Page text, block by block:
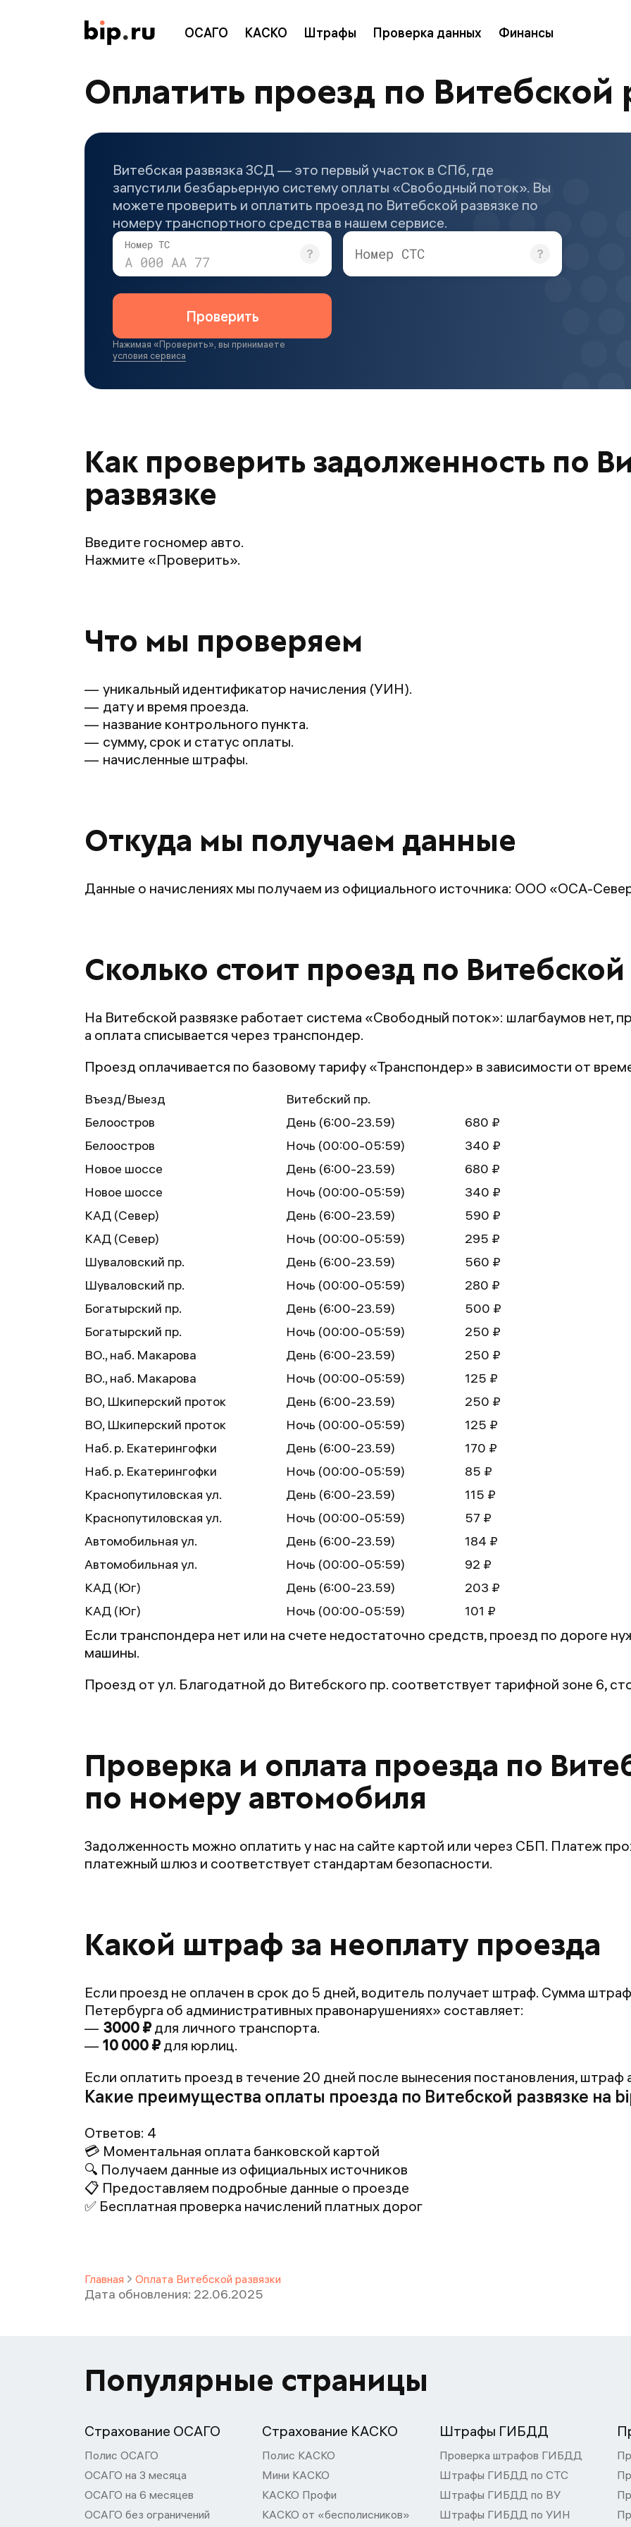
ОСАГО КАСКО Штрафы Проверка данных Финансы
Оплатить проезд по Витебской
Витебская развязка ЗСД — это первый участок в СПб, где
запустили безбарьерную систему оплаты «Свободный поток». Вы
можете проверить и оплатить проезд по Витебской развязке по
номеру транспортного средства в нашем сервисе.
Номер ТС
А 000 АА 77 Номер СТС
Проверить
Нажимая «Проверить», вы принимаете
условия сервиса
Как проверить задолженность по
развязке
Введите госномер авто.
Нажмите «Проверить».
Что мы проверяем
уникальный идентификатор начисления (УИН).
дату и время проезда.
название контрольного пункта.
сумму, срок и статус оплаты.
начисленные штрафы.
Откуда мы получаем данные
Данные о начислениях мы получаем из официального источника: ООО «ОСА-
Сколько стоит проезд по Витебской
На Витебской развязке работает система «Свободный поток»: шлагбаумов нет,
а оплата списывается через транспондер.
Проезд оплачивается по базовому тарифу «Транспондер» в зависимости от
Въезд/Выезд
Витебский пр.
Белоостров
День (6:00-23.59)
680 ₽
Белоостров
Ночь (00:00-05:59)
340 ₽
Новое шоссе
День (6:00-23.59)
680 ₽
Новое шоссе
Ночь (00:00-05:59)
340 ₽
КАД (Север)
День (6:00-23.59)
590 ₽
КАД (Север)
Ночь (00:00-05:59)
295 ₽
Шуваловский пр.
День (6:00-23.59)
560 ₽
Шуваловский пр.
Ночь (00:00-05:59)
280 ₽
Богатырский пр.
День (6:00-23.59)
500 ₽
Богатырский пр.
Ночь (00:00-05:59)
250 ₽
ВО., наб. Макарова
День (6:00-23.59)
250 ₽
ВО., наб. Макарова
Ночь (00:00-05:59)
125 ₽
ВО, Шкиперский проток
День (6:00-23.59)
250 ₽
ВО, Шкиперский проток
Ночь (00:00-05:59)
125 ₽
Наб. р. Екатерингофки
День (6:00-23.59)
170 ₽
Наб. р. Екатерингофки
Ночь (00:00-05:59)
85 ₽
Краснопутиловская ул.
День (6:00-23.59)
115 ₽
Краснопутиловская ул.
Ночь (00:00-05:59)
57 ₽
Автомобильная ул.
День (6:00-23.59)
184 ₽
Автомобильная ул.
Ночь (00:00-05:59)
92 ₽
КАД (Юг)
День (6:00-23.59)
203 ₽
КАД (Юг)
Ночь (00:00-05:59) 101 ₽
Если транспондера нет или на счете недостаточно средств, проезд по дороге
машины.
Проезд от ул. Благодатной до Витебского пр. соответствует тарифной зоне 6,
Проверка и оплата проезда по
по номеру автомобиля
Задолженность можно оплатить у нас на сайте картой или через СБП. Платеж
платежный шлюз и соответствует стандартам безопасности.
Какой штраф за неоплату проезда
Если проезд не оплачен в срок до 5 дней, водитель получает штраф. Сумма
Петербурга об административных правонарушениях» составляет:
3000 ₽ для личного транспорта.
10 000 ₽ для юрлиц.
Если оплатить проезд в течение 20 дней после вынесения постановления, штраф
Какие преимущества оплаты проезда по Витебской развязке на
Ответов: 4
💳 Моментальная оплата банковской картой
🔍 Получаем данные из официальных источников
📋 Предоставляем подробные данные о проезде
✅ Бесплатная проверка начислений платных дорог
Главная Оплата Витебской развязки
Дата обновления: 22.06.2025
Популярные страницы
Страхование ОСАГО
Полис ОСАГО
ОСАГО на 3 месяца
ОСАГО на 6 месяцев
ОСАГО без ограничений
Страхование КАСКО
Полис КАСКО
Мини КАСКО
КАСКО Профи
КАСКО от «бесполисников»
Штрафы ГИБДД
Проверка штрафов ГИБДД
Штрафы ГИБДД по СТС
Штрафы ГИБДД по ВУ
Штрафы ГИБДД по УИН